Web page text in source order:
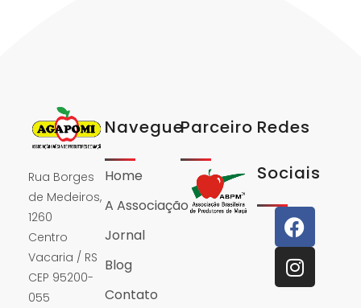
Rua Borges
de Medeiros,
1260
Centro
Vacaria / RS
CEP 95200-
055
Navegue
Home
A Associação
Jornal
Blog
Contato
Parceiro Redes
Sociais